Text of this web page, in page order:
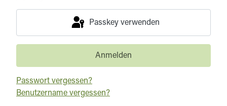
Passkey verwenden
Anmelden
Passwort vergessen?
Benutzername vergessen?